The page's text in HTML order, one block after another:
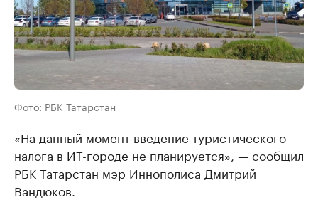
Фото: РБК Татарстан
«На данный момент введение туристического
налога в ИТ-городе не планируется», — сообщил
РБК Татарстан мэр Иннополиса Дмитрий
Вандюков.